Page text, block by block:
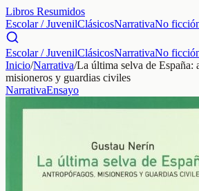
Libros Resumidos
Escolar / JuvenilClásicosNarrativaNo
Escolar / JuvenilClásicosNarrativaNo
Inicio/Narrativa/La última selva de España:
misioneros y guardias civiles
NarrativaEnsayo